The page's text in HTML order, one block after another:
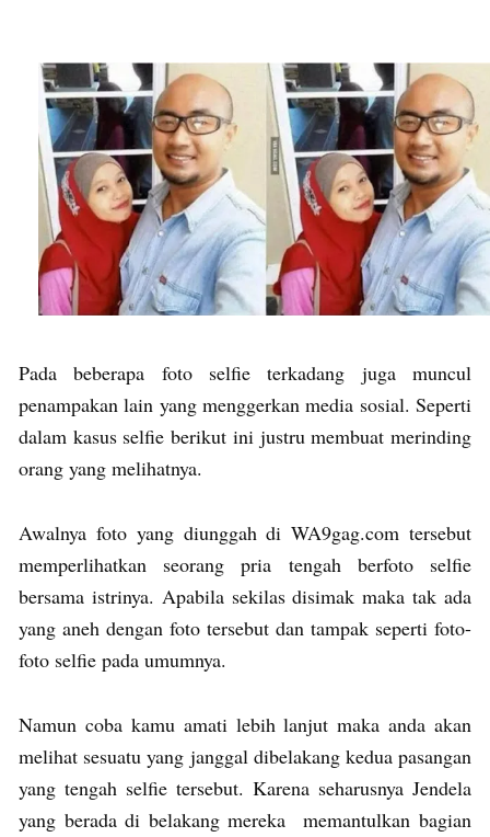
Pada beberapa foto selfie terkadang juga muncul
penampakan lain yang menggerkan media sosial. Seperti
dalam kasus selfie berikut ini justru membuat merinding
orang yang melihatnya.
Awalnya foto yang diunggah di WA9gag.com tersebut
memperlihatkan seorang pria tengah berfoto selfie
bersama istrinya. Apabila sekilas disimak maka tak ada
yang aneh dengan foto tersebut dan tampak seperti foto-
foto selfie pada umumnya.
Namun coba kamu amati lebih lanjut maka anda akan
melihat sesuatu yang janggal dibelakang kedua pasangan
yang tengah selfie tersebut. Karena seharusnya Jendela
yang berada di belakang mereka memantulkan bagian